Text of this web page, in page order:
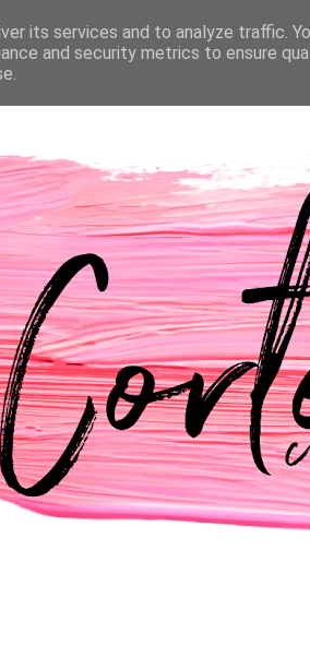
PASSATEMPOS CASAMENTO
its services and to analyze traffic.
and security metrics to ensure